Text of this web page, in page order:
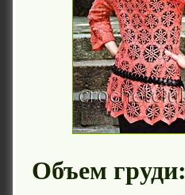
Объем груди: